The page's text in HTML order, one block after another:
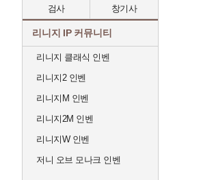
검사
창기사
리니지 IP 커뮤니티
리니지 클래식 인벤
리니지2 인벤
리니지M 인벤
리니지2M 인벤
리니지W 인벤
저니 오브 모나크 인벤